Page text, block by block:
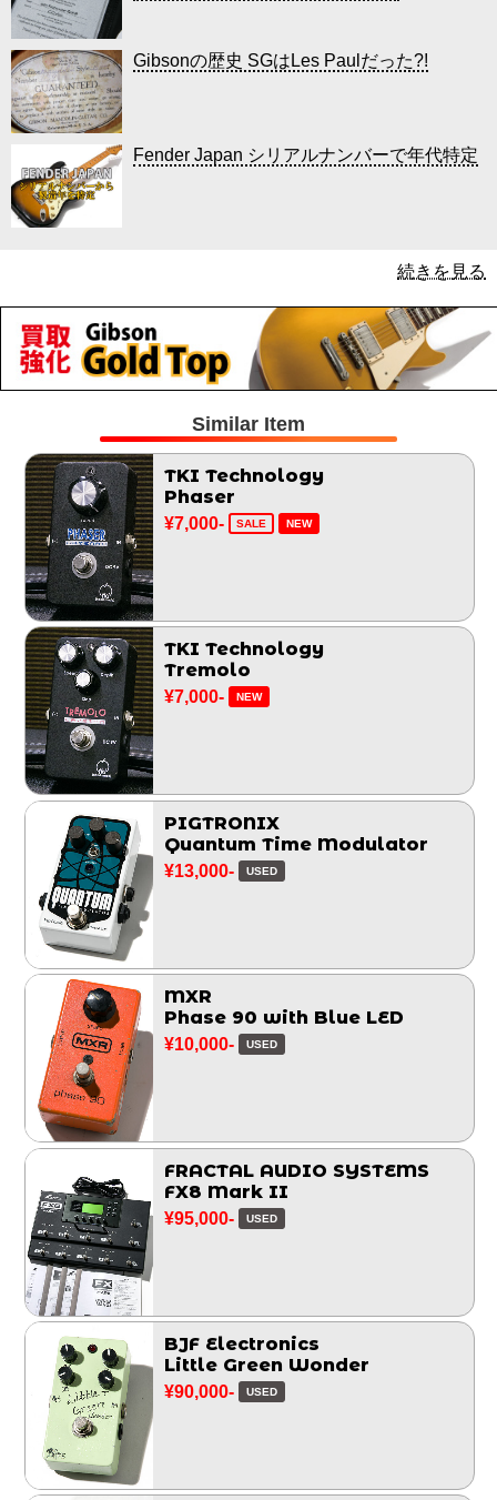
Gibsonの歴史 SGはLes Paulだった?!
Fender Japan シリアルナンバーで年代特定
続きを見る
Similar Item
TKI Technology
Phaser
¥7,000- SALE NEW
TKI Technology
Tremolo
¥7,000- NEW
PIGTRONIX
Quantum Time Modulator
¥13,000- USED
MXR
Phase 90 with Blue LED
¥10,000- USED
FRACTAL AUDIO SYSTEMS
FX8 Mark II
¥95,000- USED
BJF Electronics
Little Green Wonder
¥90,000- USED